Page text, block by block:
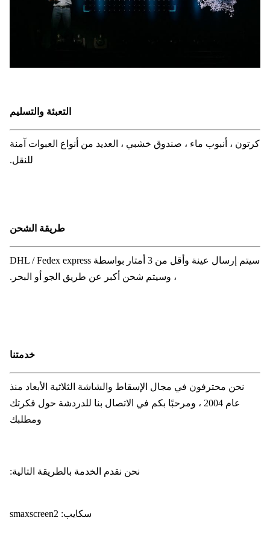
التعبئة والتسليم
كرتون ، أنبوب ماء ، صندوق خشبي ، العديد من أنواع العبوات آمنة
للنقل.
طريقة الشحن
سيتم إرسال عينة وأقل من 3 أمتار بواسطة DHL / Fedex express
، وسيتم شحن أكبر عن طريق الجو أو البحر.
خدمتنا
نحن محترفون في مجال الإسقاط والشاشة الثلاثية الأبعاد منذ
عام 2004 ، ومرحبًا بكم في الاتصال بنا للدردشة حول فكرتك
ومطلبك
نحن نقدم الخدمة بالطريقة التالية:
سكايب: smaxscreen2